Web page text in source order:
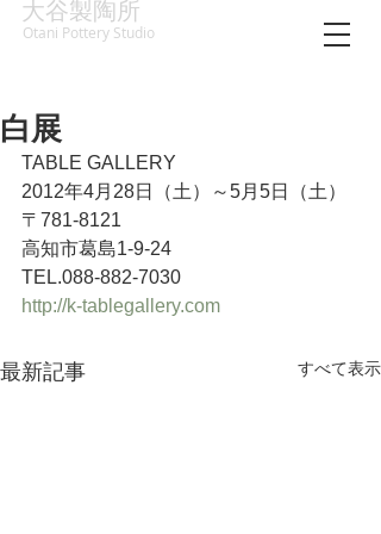
大谷製陶所
Otani Pottery Studio
白展
TABLE GALLERY
2012年4月28日（土）～5月5日（土）
〒781-8121
高知市葛島1-9-24
TEL.088-882-7030
http://k-tablegallery.com
最新記事 すべて表示